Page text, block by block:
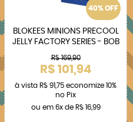
40% OFF
BLOKEES MINIONS PRECOOL
JELLY FACTORY SERIES - BOB
R$ 169,90
R$ 101,94
à vista R$ 91,75 economize 10%
no Pix
ou em 6xde R$ 16,99